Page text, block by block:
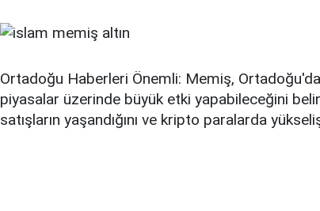
Ortadoğu Haberleri Önemli: Memiş,
piyasalar üzerinde büyük etki yapabileceğini
satışların yaşandığını ve kripto paralarda